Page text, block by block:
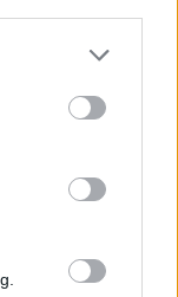
or more Google
may click to
party tags to
in below Google
Λιανός
βρίσκεται